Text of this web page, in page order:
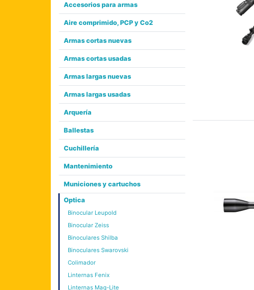
Accesorios para armas
Aire comprimido, PCP y Co2
Armas cortas nuevas
Armas cortas usadas
Armas largas nuevas
Armas largas usadas
Arquería
Ballestas
Cuchillería
Mantenimiento
Municiones y cartuchos
Optica
Binocular Leupold
Binocular Zeiss
Binoculares Shilba
Binoculares Swarovski
Colimador
Linternas Fenix
Linternas Mag-Lite